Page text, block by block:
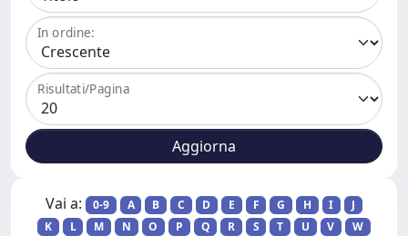
In ordine:
Risultati/Pagina
Vai a: 0-9 A B C D E F G H I
J
K
L M N O P Q R S T U V
W